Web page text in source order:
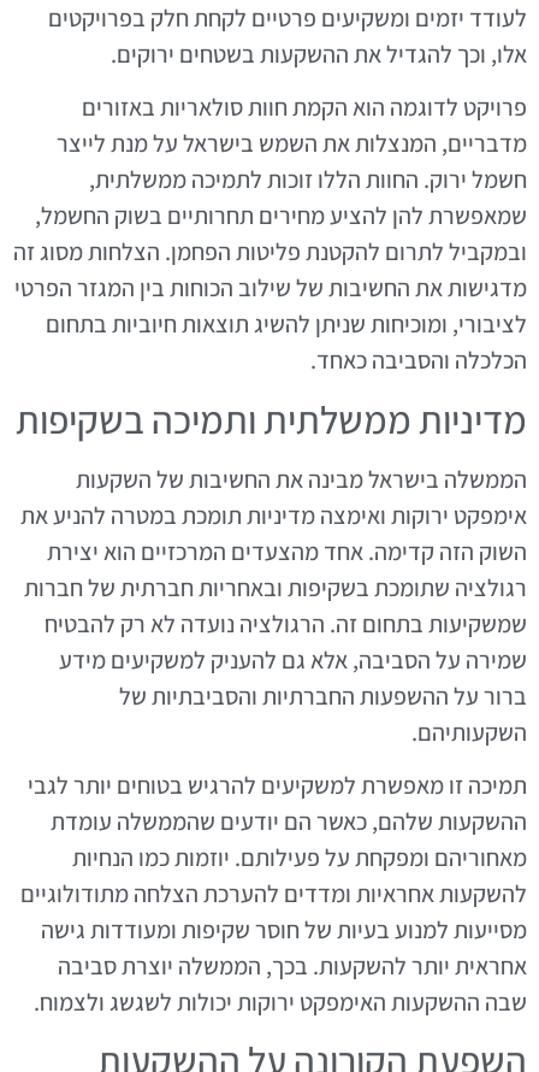
לעודד יזמים ומשקיעים פרטיים לקחת חלק בפרויקטים
אלו, וכך להגדיל את ההשקעות בשטחים ירוקים.
פרויקט לדוגמה הוא הקמת חוות סולאריות באזורים
מדבריים, המנצלות את השמש בישראל על מנת לייצר
חשמל ירוק. החוות הללו זוכות לתמיכה ממשלתית,
שמאפשרת להן להציע מחירים תחרותיים בשוק החשמל,
ובמקביל לתרום להקטנת פליטות הפחמן. הצלחות מסוג זה
מדגישות את החשיבות של שילוב הכוחות בין המגזר הפרטי
לציבורי, ומוכיחות שניתן להשיג תוצאות חיוביות בתחום
הכלכלה והסביבה כאחד.
מדיניות ממשלתית ותמיכה בשקיפות
הממשלה בישראל מבינה את החשיבות של השקעות
אימפקט ירוקות ואימצה מדיניות תומכת במטרה להניע את
השוק הזה קדימה. אחד מהצעדים המרכזיים הוא יצירת
רגולציה שתומכת בשקיפות ובאחריות חברתית של חברות
שמשקיעות בתחום זה. הרגולציה נועדה לא רק להבטיח
שמירה על הסביבה, אלא גם להעניק למשקיעים מידע
ברור על ההשפעות החברתיות והסביבתיות של
השקעותיהם.
תמיכה זו מאפשרת למשקיעים להרגיש בטוחים יותר לגבי
ההשקעות שלהם, כאשר הם יודעים שהממשלה עומדת
מאחוריהם ומפקחת על פעילותם. יוזמות כמו הנחיות
להשקעות אחראיות ומדדים להערכת הצלחה מתודולוגיים
מסייעות למנוע בעיות של חוסר שקיפות ומעודדות גישה
אחראית יותר להשקעות. בכך, הממשלה יוצרת סביבה
שבה ההשקעות האימפקט ירוקות יכולות לשגשג ולצמוח.
השפעת הקורונה על ההשקעות